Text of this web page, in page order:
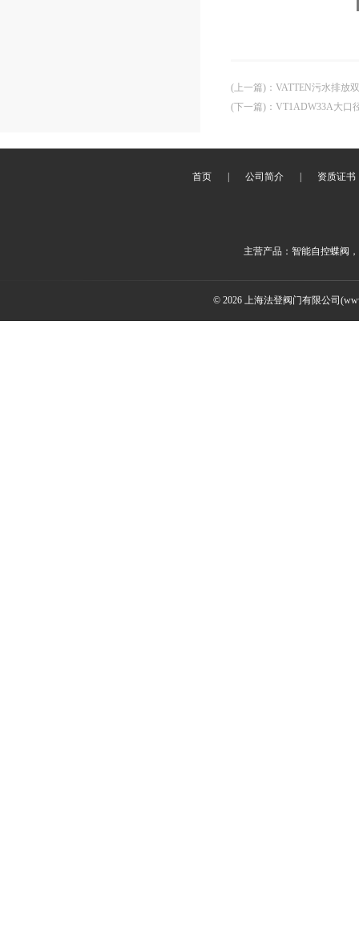
(上一篇) ： VATTEN污水排放
(下一篇) ： VT1ADW33A大口
首页 公司简介 资质证书
主营产品：智能自控蝶阀
© 2026 上海法登阀门有限公司